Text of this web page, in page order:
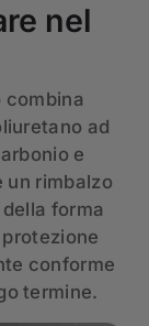
nel
combina
ad
e
un rimbalzo
forma
conforme
termine.